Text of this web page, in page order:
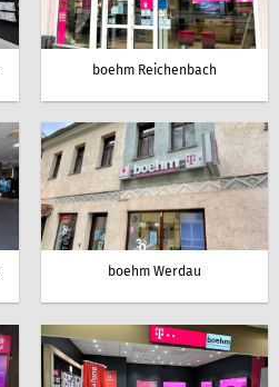
boehm Reichenbach
boehm Werdau